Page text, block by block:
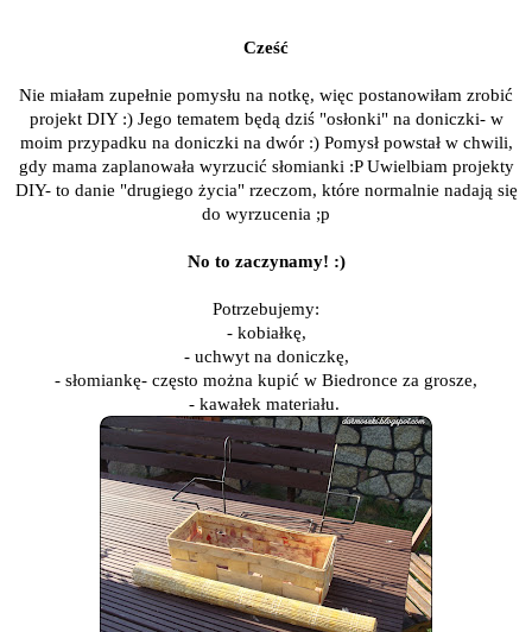
Cześć
Nie miałam zupełnie pomysłu na notkę, więc postanowiłam zrobić
projekt DIY :) Jego tematem będą dziś "osłonki" na doniczki- w
moim przypadku na doniczki na dwór :) Pomysł powstał w chwili,
gdy mama zaplanowała wyrzucić słomianki :P Uwielbiam projekty
DIY- to danie "drugiego życia" rzeczom, które normalnie nadają się
do wyrzucenia ;p
No to zaczynamy! :)
Potrzebujemy:
- kobiałkę,
- uchwyt na doniczkę,
- słomiankę- często można kupić w Biedronce za grosze,
- kawałek materiału.